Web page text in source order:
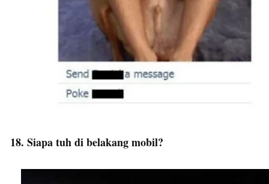
18. Siapa tuh di belakang mobil?